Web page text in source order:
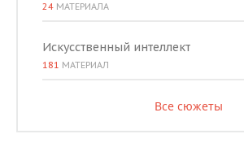
24 МАТЕРИАЛА
Искусственный интеллект
181 МАТЕРИАЛ
Все сюжеты